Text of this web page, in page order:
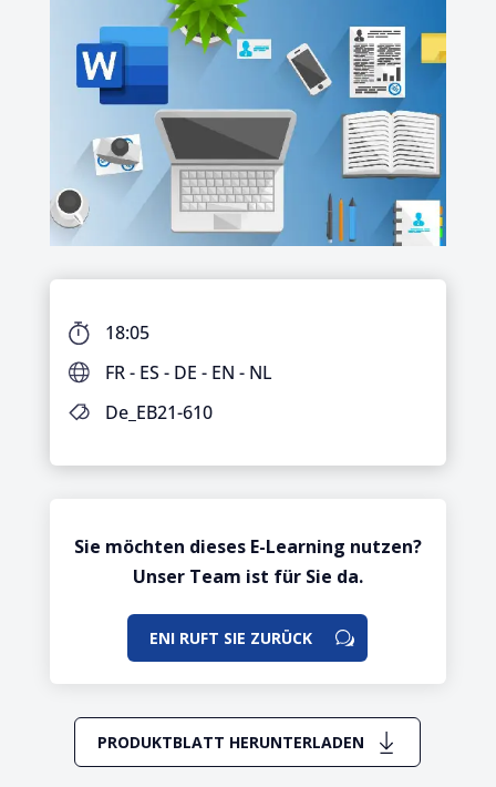
18:05
FR - ES - DE - EN - NL
De_EB21-610
Sie möchten dieses E-Learning nutzen?
Unser Team ist für Sie da.
ENI RUFT SIE ZURÜCK
PRODUKTBLATT HERUNTERLADEN